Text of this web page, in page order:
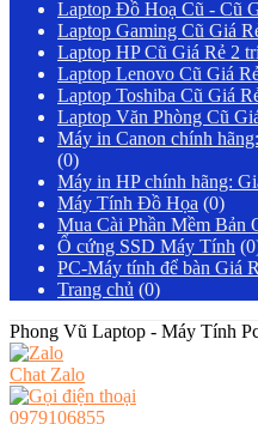
Laptop Đồ Hoạ Cũ - Cũ
Laptop Gaming Cũ Giá
Laptop HP Cũ Giá Rẻ 2
Laptop Lenovo Cũ Giá
Laptop Toshiba Cũ Giá
Laptop Văn Phòng Cũ
Máy in Canon chính
(0)
Máy in HP chính hãng:
Máy Tính Đồ Họa (0)
Mua Cài Phần Mềm Bản
Ổ cứng SSD Máy Tính
PC-Máy tính để bàn Giá
Trang chủ (0)
Phong Vũ Laptop - Máy Tính
Chat Zalo
0979106855